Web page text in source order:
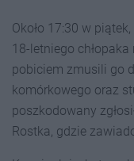
Około 17:30 w
18-letniego
pobiciem zmusili go
komórkowego oraz
poszkodowany
Rostka, gdzie